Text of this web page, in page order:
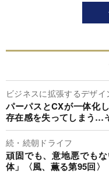
ビジネスに拡張するデザイ
パーパスとCXが一体化
存在感を失ってしまう…
続・続朝ドライフ
頑固でも、意地悪でも
体」〈風、薫る第95回〉